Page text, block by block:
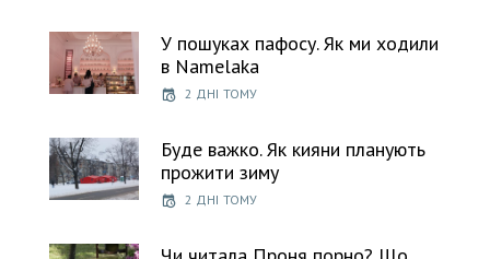
У пошуках пафосу. Як ми ходили
в Namelaka
2 ДНІ ТОМУ
Буде важко. Як кияни планують
прожити зиму
2 ДНІ ТОМУ